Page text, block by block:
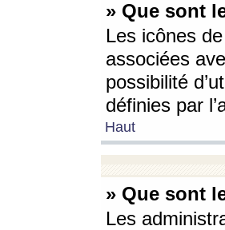
» Que sont
Les icônes
associées
possibilité
définies par
Haut
» Que sont
Les